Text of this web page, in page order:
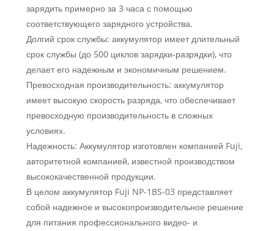
зарядить примерно за 3 часа с помощью
соответствующего зарядного устройства.
Долгий срок службы: аккумулятор имеет длительный
срок службы (до 500 циклов зарядки-разрядки), что
делает его надежным и экономичным решением.
Превосходная производительность: аккумулятор
имеет высокую скорость разряда, что обеспечивает
превосходную производительность в сложных
условиях.
Надежность: Аккумулятор изготовлен компанией Fuji,
авторитетной компанией, известной производством
высококачественной продукции.
В целом аккумулятор Fuji NP-1BS-03 представляет
собой надежное и высокопроизводительное решение
для питания профессионального видео- и